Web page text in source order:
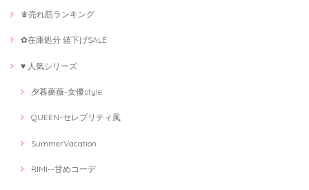
♛売れ筋ランキング
✿在庫処分 値下げSALE
♥ 人気シリーズ
夕暮薔薇-女優style
QUEEN-セレブリティ風
SummerVacation
RIMI--甘めコーデ